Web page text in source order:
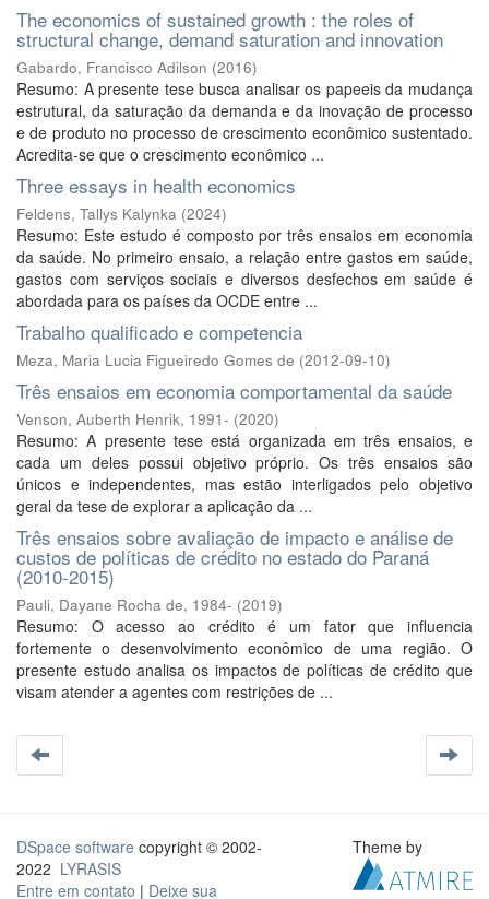
The economics of sustained growth : the roles of
structural change, demand saturation and innovation
Gabardo, Francisco Adilson (2016)
Resumo: A presente tese busca analisar os papeeis da mudança
estrutural, da saturação da demanda e da inovação de processo
e de produto no processo de crescimento econômico sustentado.
Acredita-se que o crescimento econômico ...
Three essays in health economics
Feldens, Tallys Kalynka (2024)
Resumo: Este estudo é composto por três ensaios em economia
da saúde. No primeiro ensaio, a relação entre gastos em saúde,
gastos com serviços sociais e diversos desfechos em saúde é
abordada para os países da OCDE entre ...
Trabalho qualificado e competencia
Meza, Maria Lucia Figueiredo Gomes de (2012-09-10)
Três ensaios em economia comportamental da saúde
Venson, Auberth Henrik, 1991- (2020)
Resumo: A presente tese está organizada em três ensaios, e
cada um deles possui objetivo próprio. Os três ensaios são
únicos e independentes, mas estão interligados pelo objetivo
geral da tese de explorar a aplicação da ...
Três ensaios sobre avaliação de impacto e análise de
custos de políticas de crédito no estado do Paraná
(2010-2015)
Pauli, Dayane Rocha de, 1984- (2019)
Resumo: O acesso ao crédito é um fator que influencia
fortemente o desenvolvimento econômico de uma região. O
presente estudo analisa os impactos de políticas de crédito que
visam atender a agentes com restrições de ...
DSpace software copyright © 2002-
2022 LYRASIS
Entre em contato | Deixe sua
Theme by